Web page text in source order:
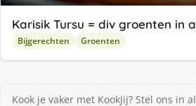
Karisik Tursu = div groenten in
Bijgerechten Groenten
Kook je vaker met KookJij? Stel ons in